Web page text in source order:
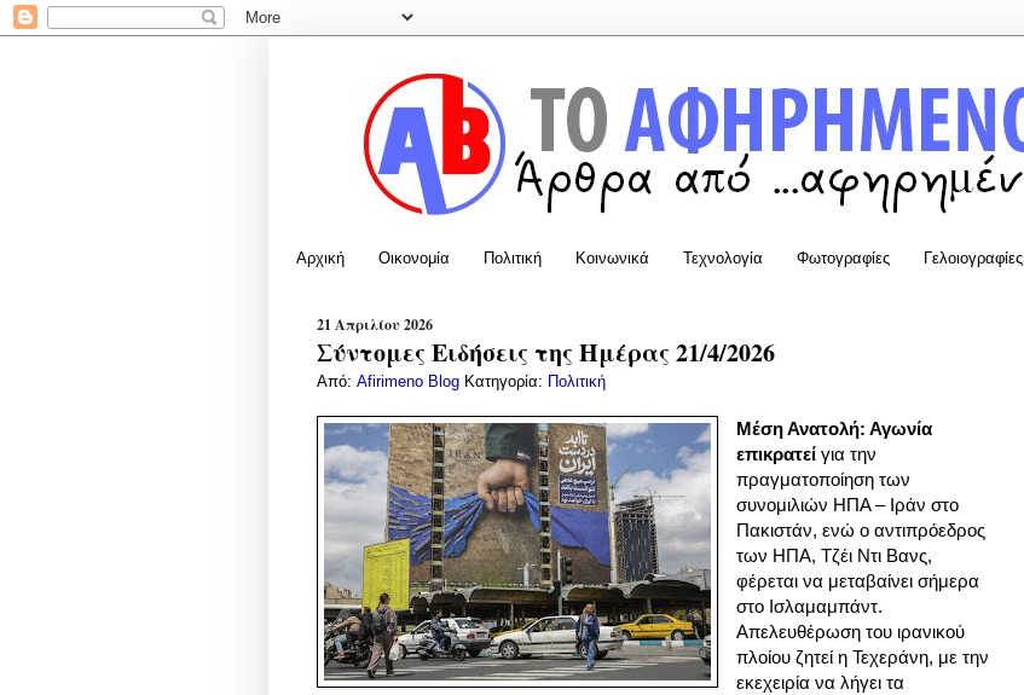
Αρχική Οικονομία Πολιτική Κοινωνικά Τεχνολογία Φωτογραφίες Γελοιογραφίες
21 Απριλίου 2026
Σύντομες Ειδήσεις της Ημέρας 21/4/2026
Από: Afirimeno Blog Κατηγορία: Πολιτική
Μέση Ανατολή: Αγωνία
επικρατεί για την
πραγματοποίηση των
συνομιλιών ΗΠΑ – Ιράν στο
Πακιστάν, ενώ ο αντιπρόεδρος
των ΗΠΑ, Τζέι Ντι Βανς,
φέρεται να μεταβαίνει σήμερα
στο Ισλαμαμπάντ.
Απελευθέρωση του ιρανικού
πλοίου ζητεί η Τεχεράνη, με την
εκεχειρία να λήγει τα